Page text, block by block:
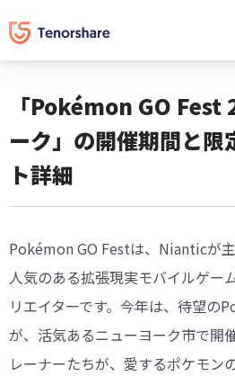
「Pokémon GO Fest
ーク」の開催期間と限
ト詳細
Pokémon GO Festは、Nianticが主
人気のある拡張現実モバイルゲー
リエイターです。今年は、待望の
が、活気あるニューヨーク市で開
レーナーたちが、愛するポケモン